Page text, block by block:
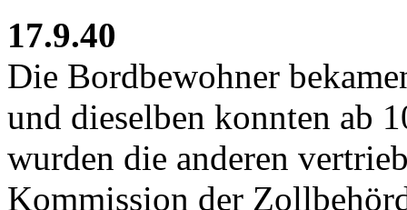
17.9.40
Die Bordbewohner
und dieselben konnten ab
wurden die anderen
Kommission der